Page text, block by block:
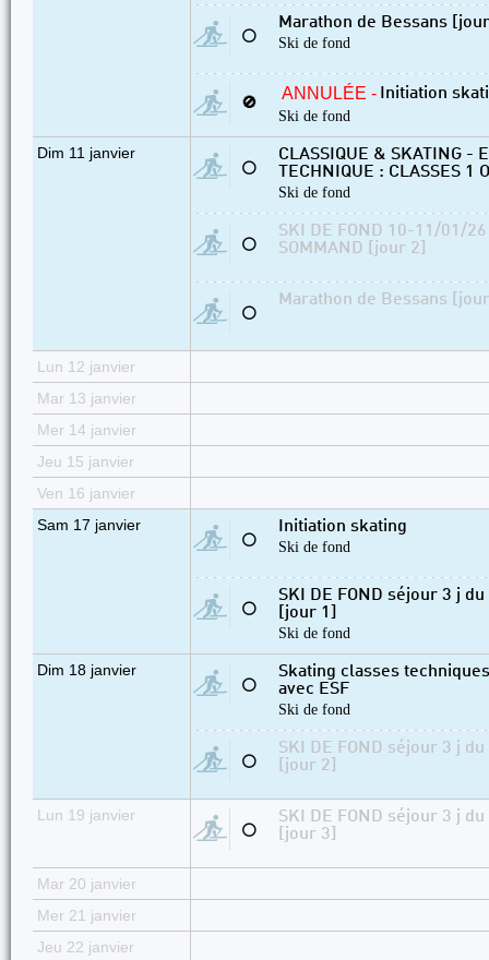
⚪
Marathon de Bessans
Ski de fond
🚫 ANNULÉE - Initiation
Ski de fond
Dim 11 janvier
⚪
CLASSIQUE & SKATING -
TECHNIQUE : CLASSES 1
Ski de fond
⚪
SKI DE FOND 10-11/01/
SOMMAND [jour 2]
⚪
Marathon de Bessans
Lun 12 janvier
Mar 13 janvier
Mer 14 janvier
Jeu 15 janvier
Ven 16 janvier
Sam 17 janvier
⚪
Initiation skating
Ski de fond
⚪
SKI DE FOND séjour 3 j
[jour 1]
Ski de fond
Dim 18 janvier
⚪
Skating classes
avec ESF
Ski de fond
⚪
SKI DE FOND séjour 3 j
[jour 2]
Lun 19 janvier
⚪
SKI DE FOND séjour 3 j
[jour 3]
Mar 20 janvier
Mer 21 janvier
Jeu 22 janvier